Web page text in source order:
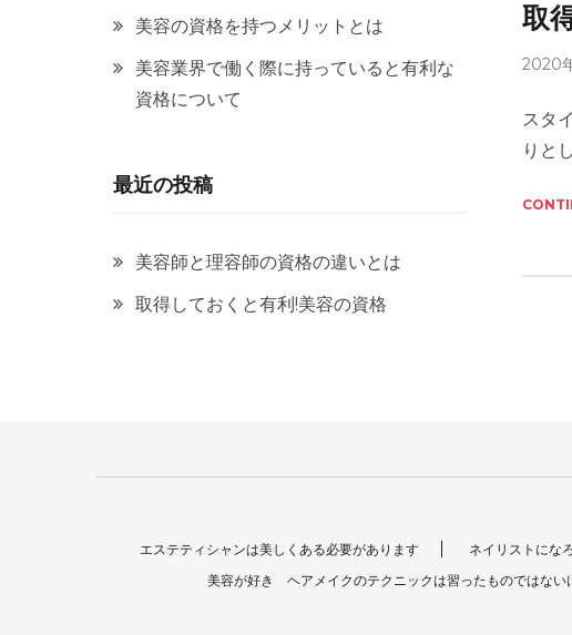
取
2020
スタ
りと
美容の資格を持つメリットとは
美容業界で働く際に持っていると有利な
資格について
最近の投稿
美容師と理容師の資格の違いとは
取得しておくと有利!美容の資格
エステティシャンは美しくある必要があります ネイリストにな
美容が好き ヘアメイクのテクニックは習ったものではない